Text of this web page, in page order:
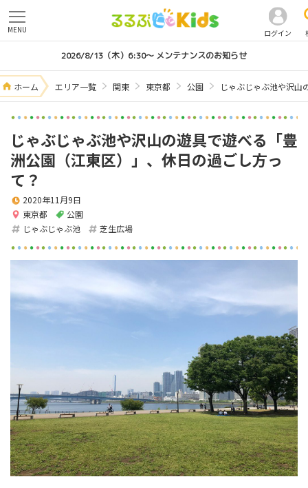
ログイン
MENU
2026/8/13（木）6:30～ メンテナンスのお知らせ
ホーム エリア一覧 関東 東京都 公園 じゃぶじゃぶ池や沢山
じゃぶじゃぶ池や沢山の遊具で遊べる「豊
洲公園（江東区）」、休日の過ごし方っ
て？
東京都 公園
2020年11月9日
じゃぶじゃぶ池 芝生広場